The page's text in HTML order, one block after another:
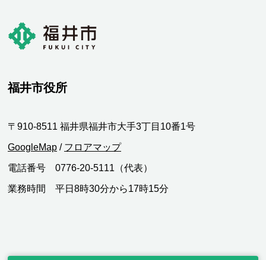
福井市役所
〒910-8511 福井県福井市大手3丁目10番1号
GoogleMap / フロアマップ
電話番号 0776-20-5111（代表）
業務時間 平日8時30分から17時15分